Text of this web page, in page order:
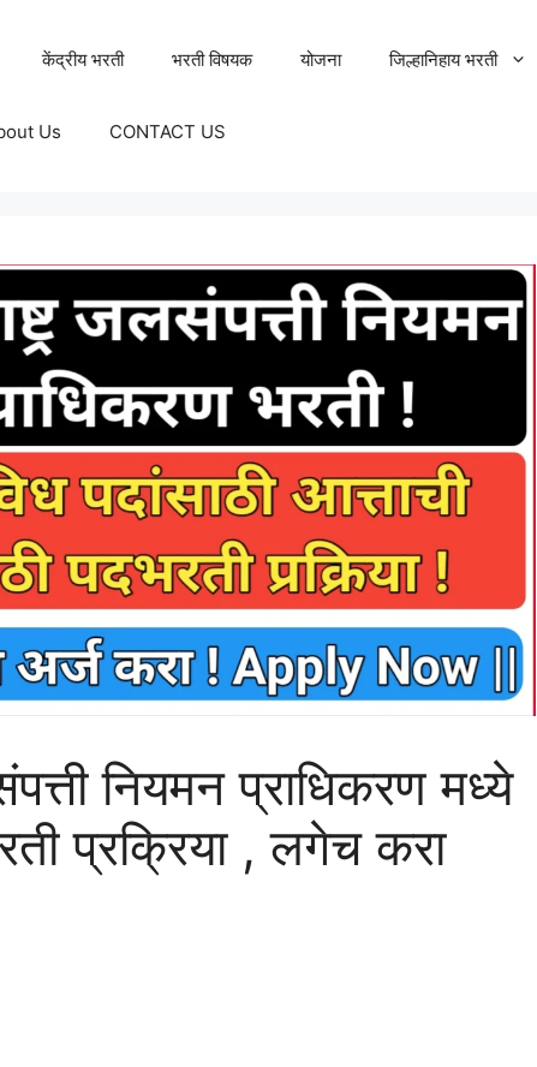
केंद्रीय भरती भरती विषयक योजना जिल्हानिहाय भरती
Us CONTACT US
नियमन प्राधिकरण मध्ये
प्रक्रिया , लगेच करा